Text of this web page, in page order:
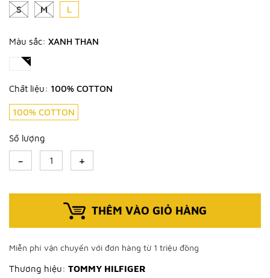
S M L
Màu sắc: XANH THAN
Chất liệu: 100% COTTON
100% COTTON
Số lượng
- +
THÊM VÀO GIỎ HÀNG
Miễn phí vận chuyển với đơn hàng từ 1 triệu đồng
Thương hiệu: TOMMY HILFIGER